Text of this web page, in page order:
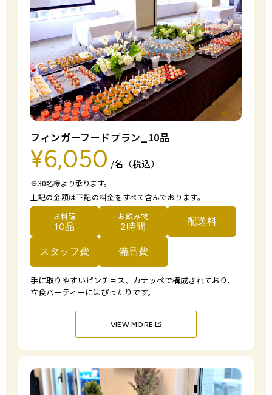
フィンガーフードプラン_10品
¥6,050 /名（税込）
※30名様より承ります。
上記の金額は下記の料金をすべて含んでおります。
お料理
10品
お飲み物
2時間 配送料
スタッフ費 備品費
手に取りやすいピンチョス、カナッペで構成されており、
立食パーティーにはぴったりです。
VIEW MORE